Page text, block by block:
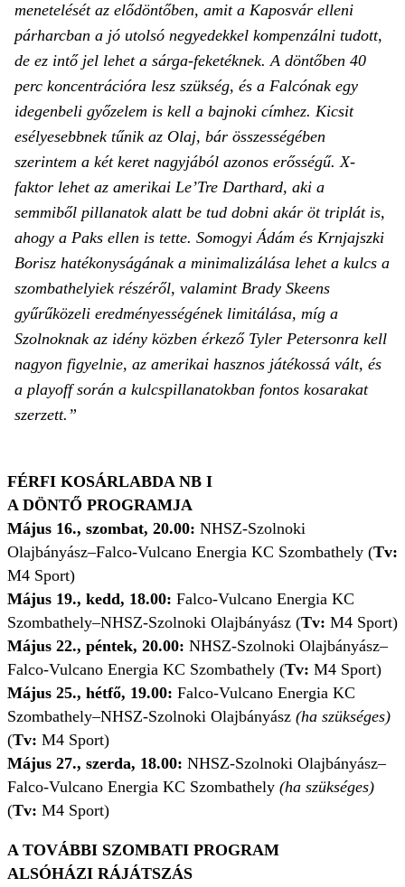
menetelését az elődöntőben, amit a Kaposvár elleni
párharcban a jó utolsó negyedekkel kompenzálni tudott,
de ez intő jel lehet a sárga-feketéknek. A döntőben 40
perc koncentrációra lesz szükség, és a Falcónak egy
idegenbeli győzelem is kell a bajnoki címhez. Kicsit
esélyesebbnek tűnik az Olaj, bár összességében
szerintem a két keret nagyjából azonos erősségű. X-
faktor lehet az amerikai Le’Tre Darthard, aki a
semmiből pillanatok alatt be tud dobni akár öt triplát is,
ahogy a Paks ellen is tette. Somogyi Ádám és Krnjajszki
Borisz hatékonyságának a minimalizálása lehet a kulcs a
szombathelyiek részéről, valamint Brady Skeens
gyűrűközeli eredményességének limitálása, míg a
Szolnoknak az idény közben érkező Tyler Petersonra kell
nagyon figyelnie, az amerikai hasznos játékossá vált, és
a playoff során a kulcspillanatokban fontos kosarakat
szerzett.”
FÉRFI KOSÁRLABDA NB I
A DÖNTŐ PROGRAMJA
Május 16., szombat, 20.00: NHSZ-Szolnoki
Olajbányász–Falco-Vulcano Energia KC Szombathely (Tv:
M4 Sport)
Május 19., kedd, 18.00: Falco-Vulcano Energia KC
Szombathely–NHSZ-Szolnoki Olajbányász (Tv: M4 Sport)
Május 22., péntek, 20.00: NHSZ-Szolnoki Olajbányász–
Falco-Vulcano Energia KC Szombathely (Tv: M4 Sport)
Május 25., hétfő, 19.00: Falco-Vulcano Energia KC
Szombathely–NHSZ-Szolnoki Olajbányász (ha szükséges)
(Tv: M4 Sport)
Május 27., szerda, 18.00: NHSZ-Szolnoki Olajbányász–
Falco-Vulcano Energia KC Szombathely (ha szükséges)
(Tv: M4 Sport)
A TOVÁBBI SZOMBATI PROGRAM
ALSÓHÁZI RÁJÁTSZÁS